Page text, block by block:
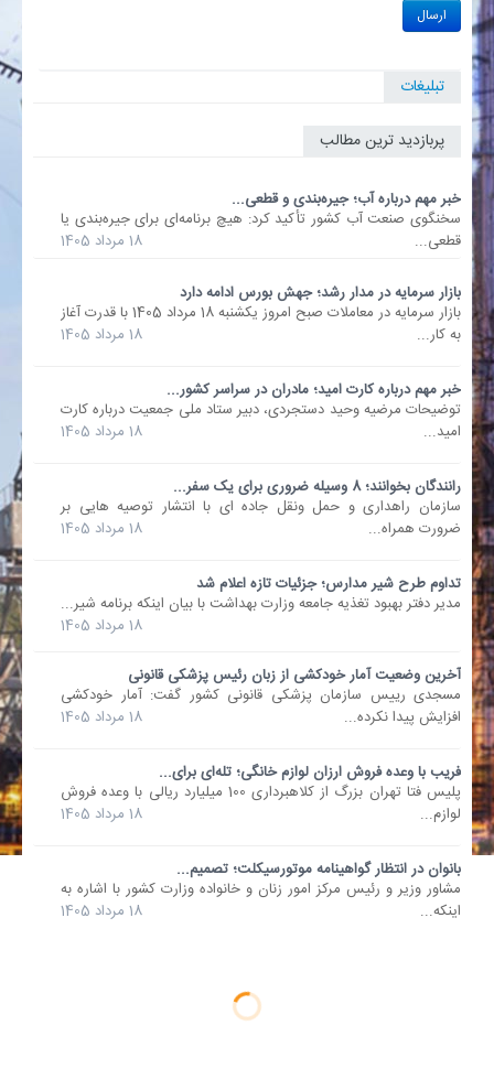
تبلیغات
پربازدید ترین مطالب
خبر مهم درباره آب؛ جیره‌بندی و قطعی...
سخنگوی صنعت آب کشور تأکید کرد: هیچ برنامه‌ای برای جیره‌بندی یا
قطعی...
18 مرداد 1405
بازار سرمایه در مدار رشد؛ جهش بورس ادامه دارد
بازار سرمایه در معاملات صبح امروز یکشنبه 18 مرداد 1405 با قدرت آغاز
به کار...
18 مرداد 1405
خبر مهم درباره کارت امید؛ مادران در سراسر کشور...
توضیحات مرضیه وحید دستجردی، دبیر ستاد ملی جمعیت درباره کارت
امید...
18 مرداد 1405
رانندگان بخوانند؛ 8 وسیله ضروری برای یک سفر...
سازمان راهداری و حمل ونقل جاده ای با انتشار توصیه هایی بر
ضرورت همراه...
18 مرداد 1405
تداوم طرح شیر مدارس؛ جزئیات تازه اعلام شد
مدیر دفتر بهبود تغذیه جامعه وزارت بهداشت با بیان اینکه برنامه شیر...
18 مرداد 1405
آخرین وضعیت آمار خودکشی از زبان رئیس پزشکی قانونی
مسجدی رییس سازمان پزشکی قانونی کشور گفت: آمار خودکشی
افزایش پیدا نکرده...
18 مرداد 1405
فریب با وعده فروش ارزان لوازم خانگی؛ تله‌ای برای...
پلیس فتا تهران بزرگ از کلاهبرداری 100 میلیارد ریالی با وعده فروش
لوازم...
18 مرداد 1405
بانوان در انتظار گواهینامه موتورسیکلت؛ تصمیم...
مشاور وزیر و رئیس مرکز امور زنان و خانواده وزارت کشور با اشاره به
اینکه...
18 مرداد 1405